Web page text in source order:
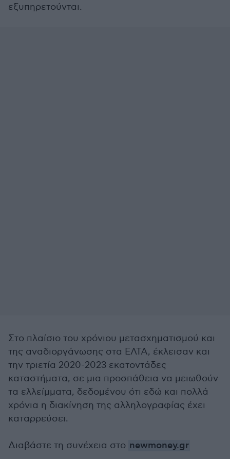
εξυπηρετούνται.
Στο πλαίσιο του χρόνιου μετασχηματισμού και
της αναδιοργάνωσης στα ΕΛΤΑ, έκλεισαν και
την τριετία 2020-2023 εκατοντάδες
καταστήματα, σε μια προσπάθεια να μειωθούν
τα ελλείμματα, δεδομένου ότι εδώ και πολλά
χρόνια η διακίνηση της αλληλογραφίας έχει
καταρρεύσει.
Διαβάστε τη συνέχεια στο newmoney.gr